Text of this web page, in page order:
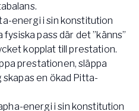
energi i sin konstitution
pass där det ”känns”
kopplat till prestation.
prestationen, släppa
en ökad Pitta-
energi i sin konstitution